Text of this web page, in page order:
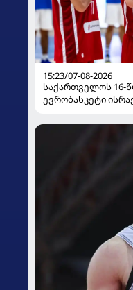
15:23/07-08-2026
საქართველოს 16-
ევრობასკეტი